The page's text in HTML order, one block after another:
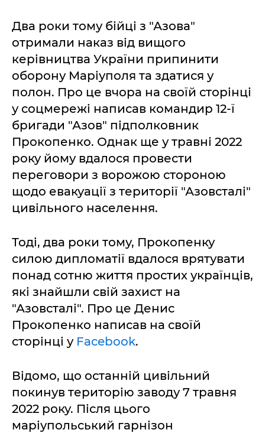
Два роки тому бійці з "Азова"
отримали наказ від вищого
керівництва України припинити
оборону Маріуполя та здатися у
полон. Про це вчора на своїй сторінці
у соцмережі написав командир 12-ї
бригади "Азов" підполковник
Прокопенко. Однак ще у травні 2022
року йому вдалося провести
переговори з ворожою стороною
щодо евакуації з території "Азовсталі"
цивільного населення.
Тоді, два роки тому, Прокопенку
силою дипломатії вдалося врятувати
понад сотню життя простих українців,
які знайшли свій захист на
"Азовсталі". Про це Денис
Прокопенко написав на своїй
сторінці уFacebook.
Відомо, що останній цивільний
покинув територію заводу 7 травня
2022 року. Після цього
маріупольський гарнізон